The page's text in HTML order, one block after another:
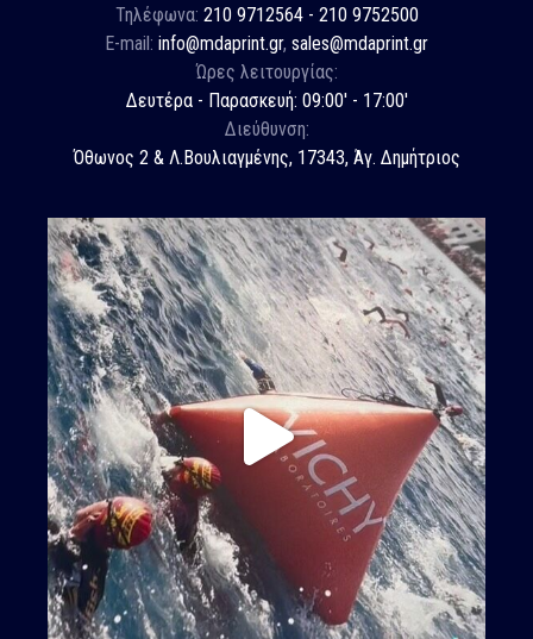
Τηλέφωνα: 210 9712564 - 210 9752500
E-mail: info@mdaprint.gr, sales@mdaprint.gr
Ώρες λειτουργίας:
Δευτέρα - Παρασκευή: 09:00' - 17:00'
Διεύθυνση:
Όθωνος 2 & Λ.Βουλιαγμένης, 17343, Άγ. Δημήτριος